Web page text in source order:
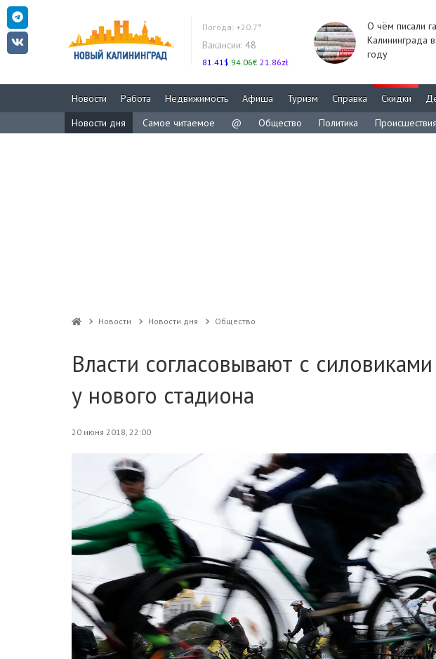
Погода: +20.7°
Вакансии: 48
81.41$ 94.06€ 21.86zł
О чём писали
Калининграда
году
Новости Работа Недвижимость Афиша Туризм Справка Скидки
Новости дня
Самое читаемое @ Общество Политика Происшествия
Новости Новости дня Общество
Власти согласовывают с
у нового стадиона
20 июня 2018, 22:00